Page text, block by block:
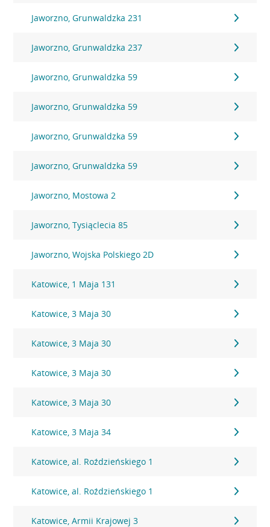
Jaworzno, Grunwaldzka 231
Jaworzno, Grunwaldzka 237
Jaworzno, Grunwaldzka 59
Jaworzno, Grunwaldzka 59
Jaworzno, Grunwaldzka 59
Jaworzno, Grunwaldzka 59
Jaworzno, Mostowa 2
Jaworzno, Tysiąclecia 85
Jaworzno, Wojska Polskiego 2D
Katowice, 1 Maja 131
Katowice, 3 Maja 30
Katowice, 3 Maja 30
Katowice, 3 Maja 30
Katowice, 3 Maja 30
Katowice, 3 Maja 34
Katowice, al. Roździeńskiego 1
Katowice, al. Roździeńskiego 1
Katowice, Armii Krajowej 3